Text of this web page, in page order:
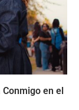
en el